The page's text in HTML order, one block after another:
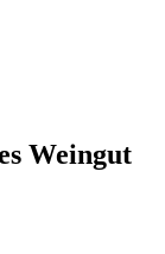
Weingut